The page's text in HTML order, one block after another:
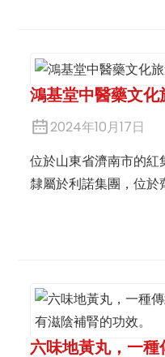
鴻基堂中醫藥文化
2024年10月17日
位於山東省濟南市的紅
隸屬於利諾集團，位於
是山東新舊能源轉換
區濟南區、黃河流域
化旅遊目的地，每年吸
覽。
六味地黃丸，一